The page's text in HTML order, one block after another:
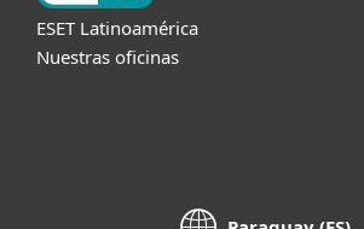
ESET Latinoamérica
Nuestras oficinas